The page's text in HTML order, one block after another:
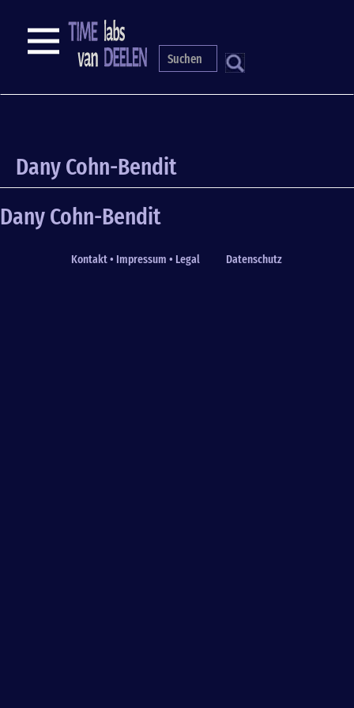
content
S
NAVIGATION
Dany Cohn-Bendit
Dany Cohn-Bendit
Fußzeile
Kontakt • Impressum • Legal Datenschutz